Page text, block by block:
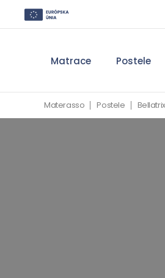
Matrace Postele
Materasso Postele Bellatrix